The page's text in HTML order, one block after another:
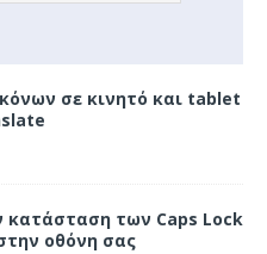
σε κινητό και tablet
κατάσταση των Caps Lock
οθόνη σας